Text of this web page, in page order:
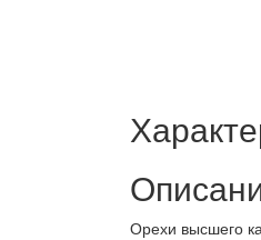
Орехи высшего